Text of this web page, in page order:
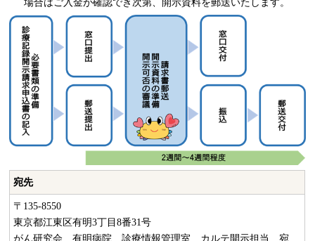
宛先
〒135-8550
東京都江東区有明3丁目8番31号
がん研究会 有明病院 診療情報管理室 カルテ開示担当 宛